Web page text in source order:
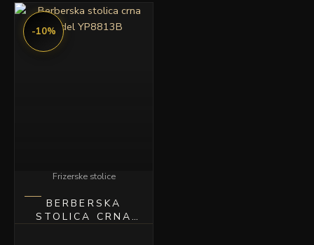
-10%
Frizerske stolice
BERBERSKA
STOLICA CRNA
Originalna
cena
je
bila:
Trenutna
cena
je: